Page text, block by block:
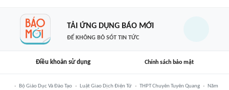
TẢI ỨNG DỤNG BÁO MỚI
ĐỂ KHÔNG BỎ SÓT TIN TỨC
Điều khoản sử dụng Chính sách bảo mật
Bộ Giáo Dục Và Đào Tạo Luật Giao Dịch Điện Tử THPT Chuyên Tuyên Quang
Năm